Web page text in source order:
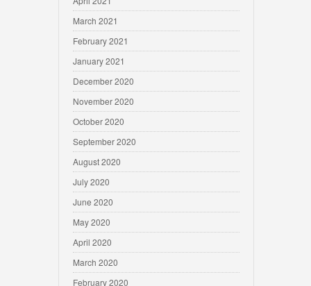
March 2021
February 2021
January 2021
December 2020
November 2020
October 2020
September 2020
August 2020
July 2020
June 2020
May 2020
April 2020
March 2020
February 2020